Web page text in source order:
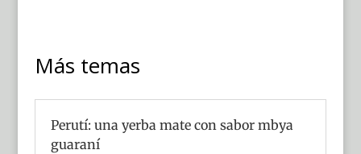
Más temas
Perutí: una yerba mate con sabor mbya
guaraní